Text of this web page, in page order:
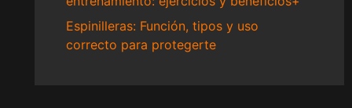
Espinilleras: Función, tipos y uso
correcto para protegerte